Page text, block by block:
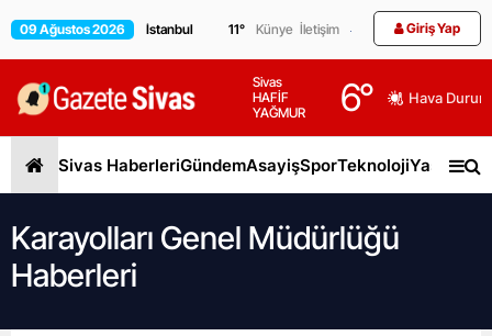
09 Ağustos 2026 11° Künye İletişim Giriş Yap
Sivas
HAFİF
YAĞMUR
6° Hava
Sivas HaberleriGündemAsayişSporTeknolojiYaşam
Karayolları Genel Müdürlüğü
Haberleri